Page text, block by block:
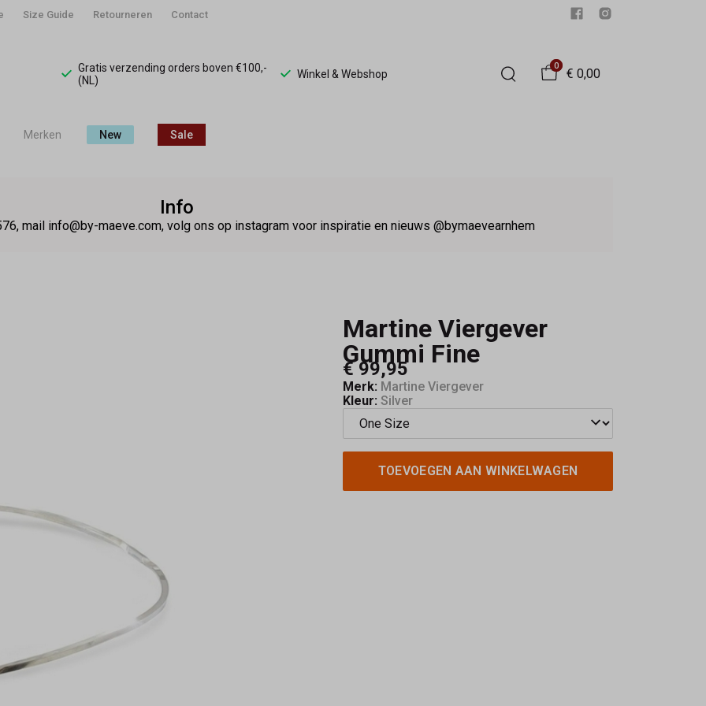
Size Guide Retourneren Contact
Gratis verzending orders boven €100,-
(NL)
Winkel & Webshop
0
€ 0,00
Merken New Sale
Info
mail info@by-maeve.com, volg ons op instagram voor inspiratie en nieuws @bymaevearnhem
Martine Viergever
Gummi Fine
€ 99,95
Merk: Martine Viergever
Kleur: Silver
TOEVOEGEN AAN WINKELWAGEN